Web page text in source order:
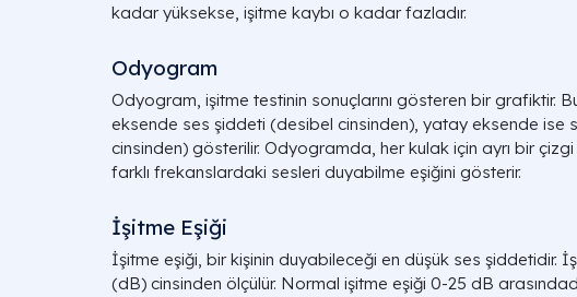
kadar yüksekse, işitme kaybı o kadar fazladır.
Odyogram
Odyogram, işitme testinin sonuçlarını gösteren bir grafiktir.
eksende ses şiddeti (desibel cinsinden), yatay eksende ise
cinsinden) gösterilir. Odyogramda, her kulak için ayrı bir çizgi
farklı frekanslardaki sesleri duyabilme eşiğini gösterir.
İşitme Eşiği
İşitme eşiği, bir kişinin duyabileceği en düşük ses şiddetidir.
(dB) cinsinden ölçülür. Normal işitme eşiği 0-25 dB